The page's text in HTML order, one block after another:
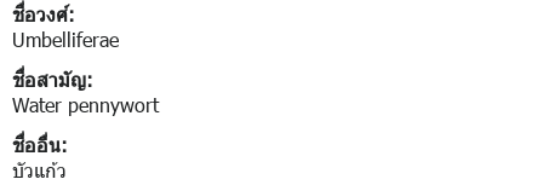
ชื่อวงศ์:
Umbelliferae
ชื่อสามัญ:
Water pennywort
ชื่ออื่น:
บัวแก้ว